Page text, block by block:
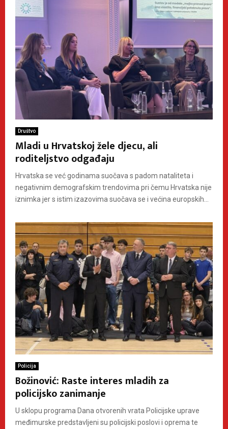
Društvo
Mladi u Hrvatskoj žele djecu, ali
roditeljstvo odgađaju
Hrvatska se već godinama suočava s padom nataliteta i
negativnim demografskim trendovima pri čemu Hrvatska nije
iznimka jer s istim izazovima suočava se i većina europskih...
Policija
Božinović: Raste interes mladih za
policijsko zanimanje
U sklopu programa Dana otvorenih vrata Policijske uprave
međimurske predstavljeni su policijski poslovi i oprema te